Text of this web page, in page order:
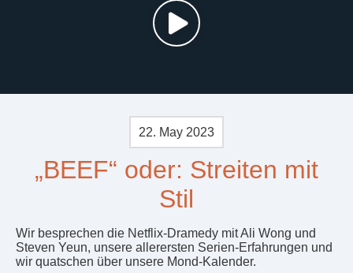
22. May 2023
„BEEF“ oder: Streiten mit
Stil
Wir besprechen die Netflix-Dramedy mit Ali Wong und
Steven Yeun, unsere allerersten Serien-Erfahrungen und
wir quatschen über unsere Mond-Kalender.